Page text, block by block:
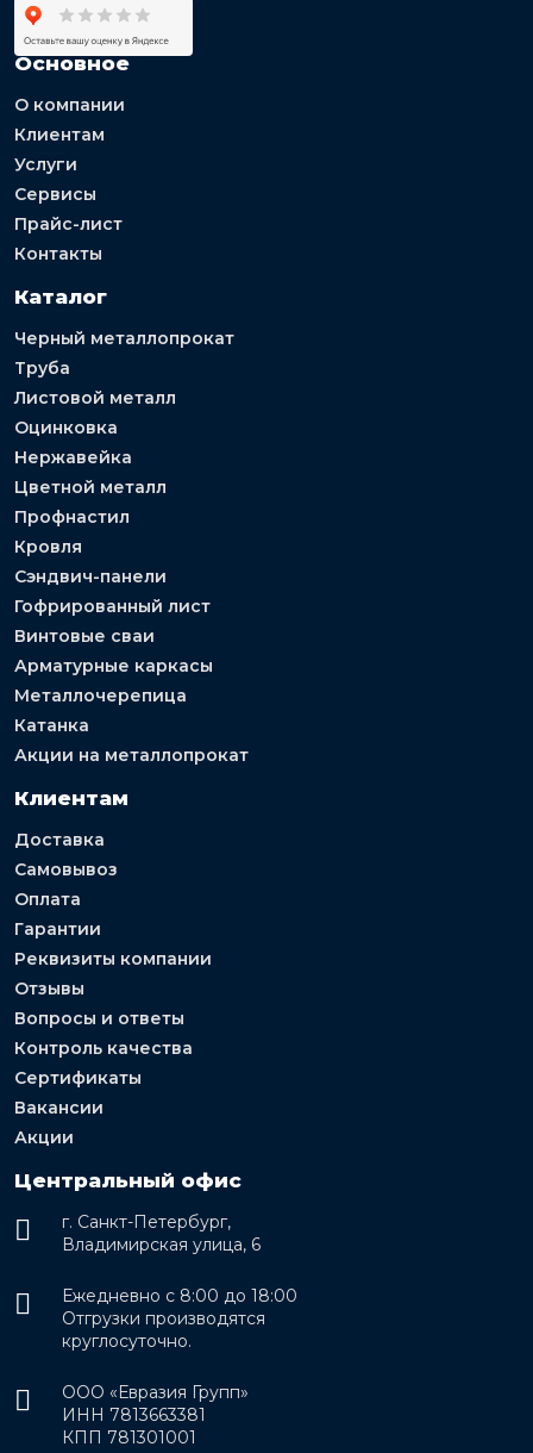
Основное
О компании
Клиентам
Услуги
Сервисы
Прайс-лист
Контакты
Каталог
Черный металлопрокат
Труба
Листовой металл
Оцинковка
Нержавейка
Цветной металл
Профнастил
Кровля
Сэндвич-панели
Гофрированный лист
Винтовые сваи
Арматурные каркасы
Металлочерепица
Катанка
Акции на металлопрокат
Клиентам
Доставка
Самовывоз
Оплата
Гарантии
Реквизиты компании
Отзывы
Вопросы и ответы
Контроль качества
Сертификаты
Вакансии
Акции
Центральный офис
г. Санкт-Петербург,
Владимирская улица, 6
Ежедневно с 8:00 до 18:00
Отгрузки производятся
круглосуточно.
ООО «Евразия Групп»
ИНН 7813663381
КПП 781301001